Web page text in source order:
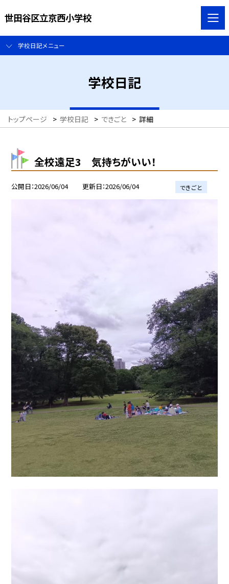
世田谷区立京西小学校
学校日記メニュー
学校日記
トップページ > 学校日記 > できごと > 詳細
全校遠足3 気持ちがいい！
公開日 2026/06/04 更新日 2026/06/04 できごと